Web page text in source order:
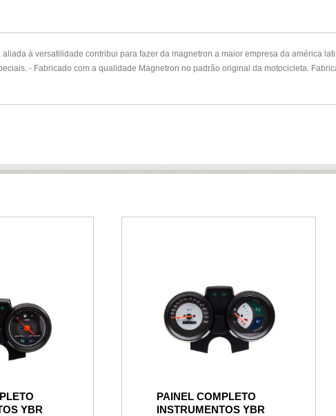
à versatilidade contribui para fazer da magnetron a maior empresa da américa
- Fabricado com a qualidade Magnetron no padrão original da motocicleta.
YBR
PAINEL COMPLETO
INSTRUMENTOS YBR